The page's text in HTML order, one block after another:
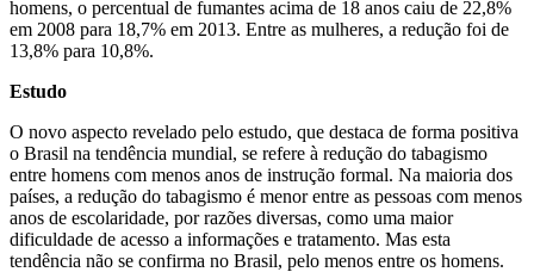
homens, o percentual de fumantes acima de 18 anos caiu de 22,8%
em 2008 para 18,7% em 2013. Entre as mulheres, a redução foi de
13,8% para 10,8%.
Estudo
O novo aspecto revelado pelo estudo, que destaca de forma positiva
o Brasil na tendência mundial, se refere à redução do tabagismo
entre homens com menos anos de instrução formal. Na maioria dos
países, a redução do tabagismo é menor entre as pessoas com menos
anos de escolaridade, por razões diversas, como uma maior
dificuldade de acesso a informações e tratamento. Mas esta
tendência não se confirma no Brasil, pelo menos entre os homens.